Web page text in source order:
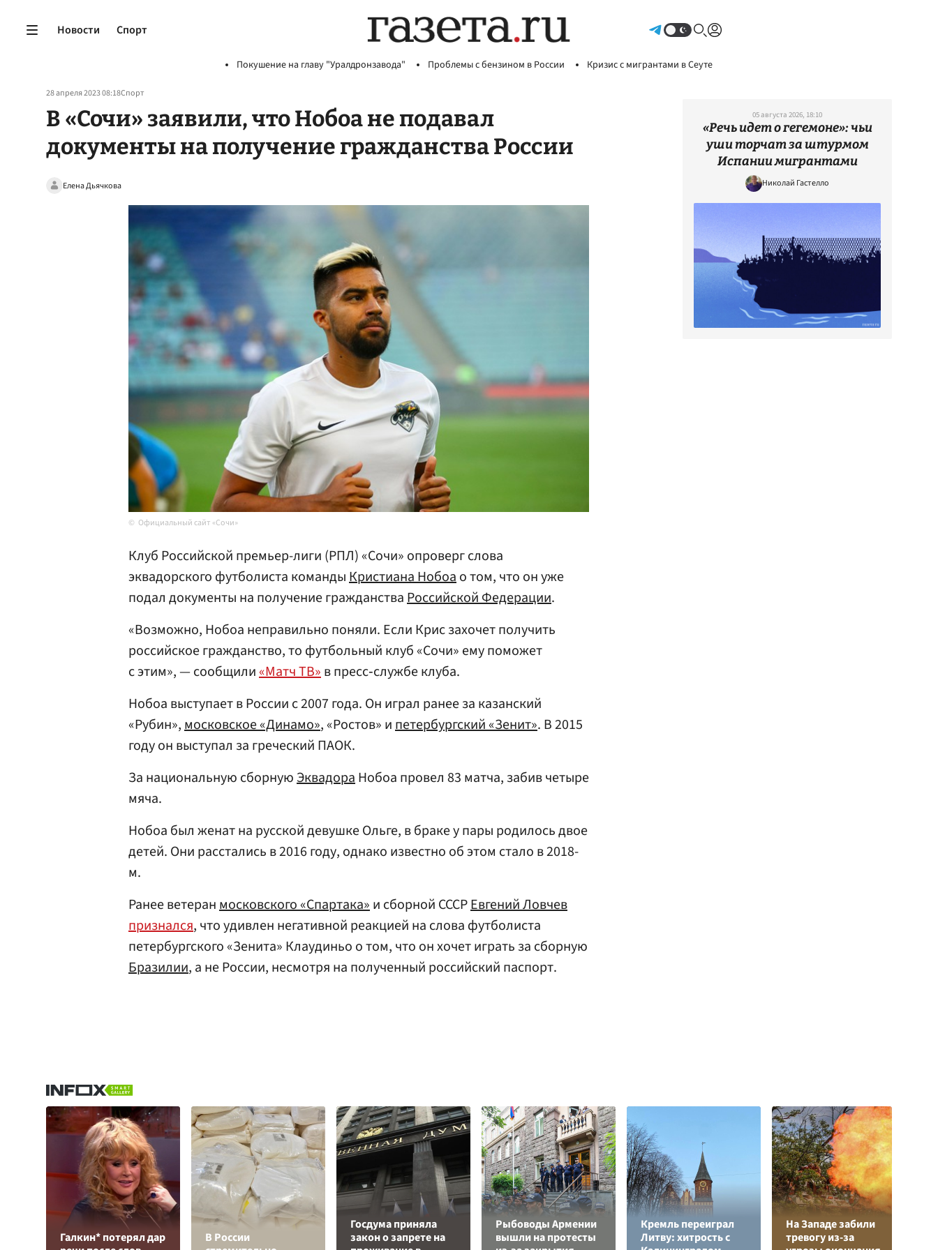
Новости Спорт
Покушение на главу "Уралдронзавода" Проблемы с бензином в России Кризис с мигрантами в Сеуте
28 апреля 2023 08:18Спорт
В «Сочи» заявили, что Нобоа не подавал
документы на получение гражданства России
Елена Дьячкова
Официальный сайт «Сочи»
Клуб Российской премьер-лиги (РПЛ) «Сочи» опроверг слова
эквадорского футболиста командыКристиана Нобоао том, что он уже
подал документы на получение гражданстваРоссийской Федерации.
«Возможно, Нобоа неправильно поняли. Если Крис захочет получить
российское гражданство, то футбольный клуб «Сочи» ему поможет
с этим», — сообщили«Матч ТВ»в пресс‑службе клуба.
Нобоа выступает в России с 2007 года. Он играл ранее за казанский
«Рубин»,московское «Динамо», «Ростов» ипетербургский «Зенит». В 2015
году он выступал за греческий ПАОК.
За национальную сборнуюЭквадораНобоа провел 83 матча, забив четыре
мяча.
Нобоа был женат на русской девушке Ольге, в браке у пары родилось двое
детей. Они расстались в 2016 году, однако известно об этом стало в 2018-
м.
Ранее ветеранмосковского «Спартака»и сборной СССРЕвгений Ловчев
признался, что удивлен негативной реакцией на слова футболиста
петербургского «Зенита» Клаудиньо о том, что он хочет играть за сборную
Бразилии, а не России, несмотря на полученный российский паспорт.
05 августа 2026, 18:10
«Речь идет о гегемоне»: чьи
уши торчат за штурмом
Испании мигрантами
Николай Гастелло
Галкин* потерял дар
В России
Госдума приняла
закон о запрете на
Рыбоводы Армении
вышли на протесты
Кремль переиграл
Литву: хитрость с
На Западе забили
тревогу из-за